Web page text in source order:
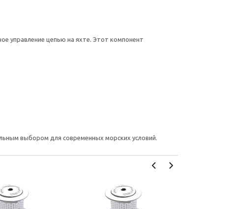
управление цепью на яхте. Этот компонент
выбором для современных морских условий.